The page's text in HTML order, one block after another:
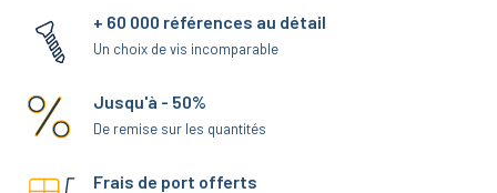
+ 60 000 références au détail
Un choix de vis incomparable
Jusqu'à - 50%
De remise sur les quantités
Frais de port offerts